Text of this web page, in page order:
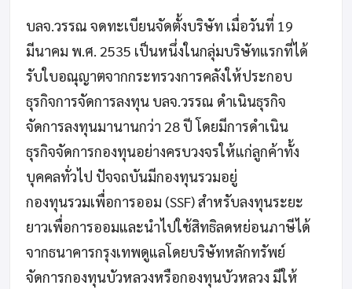
บลจ.วรรณ จดทะเบียนจัดตั้งบริษัท เมื่อวันที่ 19
มีนาคม พ.ศ. 2535 เป็นหนึ่งในกลุ่มบริษัทแรกที่ได้
รับใบอณุญาตจากกระทรวงการคลังให้ประกอบ
ธุรกิจการจัดการลงทุน บลจ.วรรณ ดำเนินธุรกิจ
จัดการลงทุนมานานกว่า 28 ปี โดยมีการดำเนิน
ธุรกิจจัดการกองทุนอย่างครบวงจรให้แก่ลูกค้าทั้ง
บุคคลทั่วไป ปัจจถบันมีกองทุนรวมอยู่
กองทุนรวมเพื่อการออม (SSF) สำหรับลงทุนระยะ
ยาวเพื่อการออมและนำไปใช้สิทธิลดหย่อนภาษีได้
จากธนาคารกรุงเทพดูแลโดยบริษัทหลักทรัพย์
จัดการกองทุนบัวหลวงหรือกองทุนบัวหลวง มีให้